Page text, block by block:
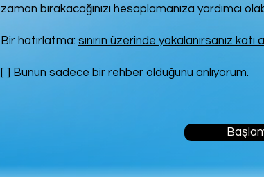
zaman bırakacağınızı hesaplamanıza yardımcı
Bir hatırlatma: sınırın üzerinde yakalanırsanız
[ ] Bunun sadece bir rehber olduğunu anlıyorum.